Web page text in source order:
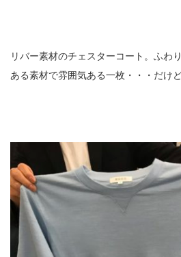
リバー素材のチェスターコート。ふわ
ある素材で雰囲気ある一枚・・・だけ